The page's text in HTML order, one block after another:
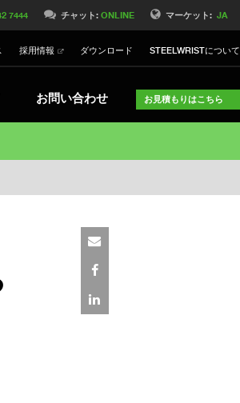
マーケット: JA
7444 チャット:ONLINE
採用情報 ダウンロード STEELWRISTについて
お問い合わせ お見積もりはこちら